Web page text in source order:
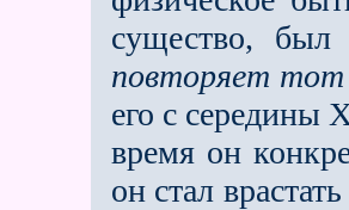
существо,
повторяет тот
его с середины
время он
он стал